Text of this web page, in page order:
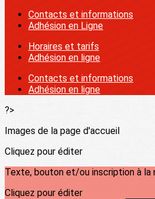
Contacts et informations
Adhésion en Ligne
Horaires et tarifs
Adhésion en ligne
Contacts et informations
Adhésion en ligne
?>
Images de la page d'accueil
Cliquez pour éditer
Texte, bouton et/ou inscription à
Cliquez pour éditer